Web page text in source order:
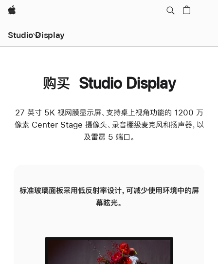
Apple
Studio Display
购买 Studio Display
27 英寸 5K 视网膜显示屏、支持桌上视角功能的 1200 万
像素 Center Stage 摄像头、录音棚级麦克风和扬声器，以
及雷雳 5 端口。
标准玻璃面板采用低反射率设计，可减少使用环境中的屏
幕眩光。